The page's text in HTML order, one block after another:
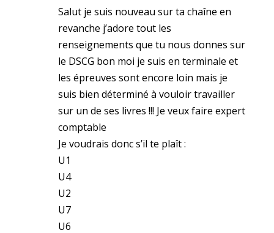
Salut je suis nouveau sur ta chaîne en
revanche j’adore tout les
renseignements que tu nous donnes sur
le DSCG bon moi je suis en terminale et
les épreuves sont encore loin mais je
suis bien déterminé à vouloir travailler
sur un de ses livres !!! Je veux faire expert
comptable
Je voudrais donc s’il te plaît :
U1
U4
U2
U7
U6